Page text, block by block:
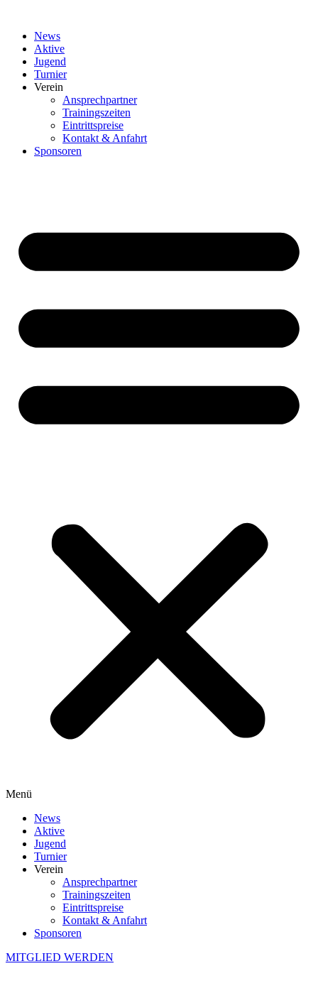
springenNews
Aktive
Jugend
Turnier
Verein
Ansprechpartner
Trainingszeiten
Eintrittspreise
Kontakt & Anfahrt
Sponsoren
Menü
News
Aktive
Jugend
Turnier
Verein
Ansprechpartner
Trainingszeiten
Eintrittspreise
Kontakt & Anfahrt
Sponsoren
MITGLIED WERDEN